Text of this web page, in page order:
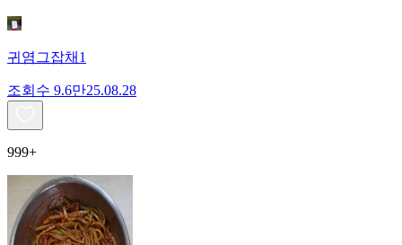
귀염그잡채1
조회수 9.6만25.08.28
999+